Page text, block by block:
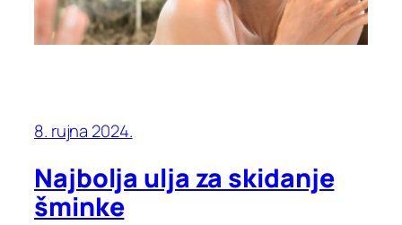
8. rujna 2024.
Najbolja ulja za skidanje
šminke